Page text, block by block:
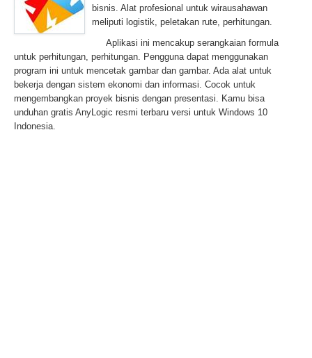
bisnis. Alat profesional untuk wirausahawan
meliputi logistik, peletakan rute, perhitungan.
Aplikasi ini mencakup serangkaian formula
untuk perhitungan, perhitungan. Pengguna dapat menggunakan
program ini untuk mencetak gambar dan gambar. Ada alat untuk
bekerja dengan sistem ekonomi dan informasi. Cocok untuk
mengembangkan proyek bisnis dengan presentasi. Kamu bisa
unduhan gratis AnyLogic resmi terbaru versi untuk Windows 10
Indonesia.